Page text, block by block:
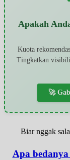
Apakah
Kuota
Tingkatkan
🚀
Biar nggak
Apa